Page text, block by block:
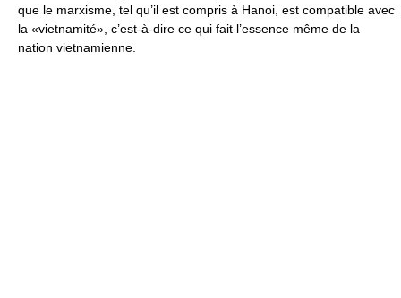
que le marxisme, tel qu’il est compris à Hanoi, est compatible avec
la «vietnamité», c’est-à-dire ce qui fait l’essence même de la
nation vietnamienne.